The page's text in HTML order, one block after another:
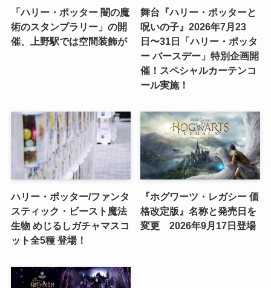
「ハリー・ポッター 闇の魔
術のスタンプラリー」の開
催、上野駅では空間装飾が
舞台『ハリー・ポッターと
呪いの子』2026年7月23
日〜31日「ハリー・ポッタ
ー バースデー」特別企画開
催！スペシャルカーテンコ
ール実施！
ハリー・ポッター/ファンタ
スティック・ビースト魔法
生物 めじるしガチャマスコ
ット全5種 登場！
『ホグワーツ・レガシー 価
格改定版』名称と発売日を
変更 2026年9月17日登場